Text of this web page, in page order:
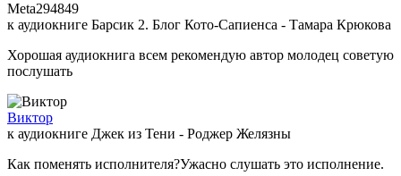
Meta294849
к аудиокниге Барсик 2. Блог Кото-Сапиенса - Тамара Крюкова
Хорошая аудиокнига всем рекомендую автор молодец советую
послушать
Виктор
к аудиокниге Джек из Тени - Роджер Желязны
Как поменять исполнителя?Ужасно слушать это исполнение.